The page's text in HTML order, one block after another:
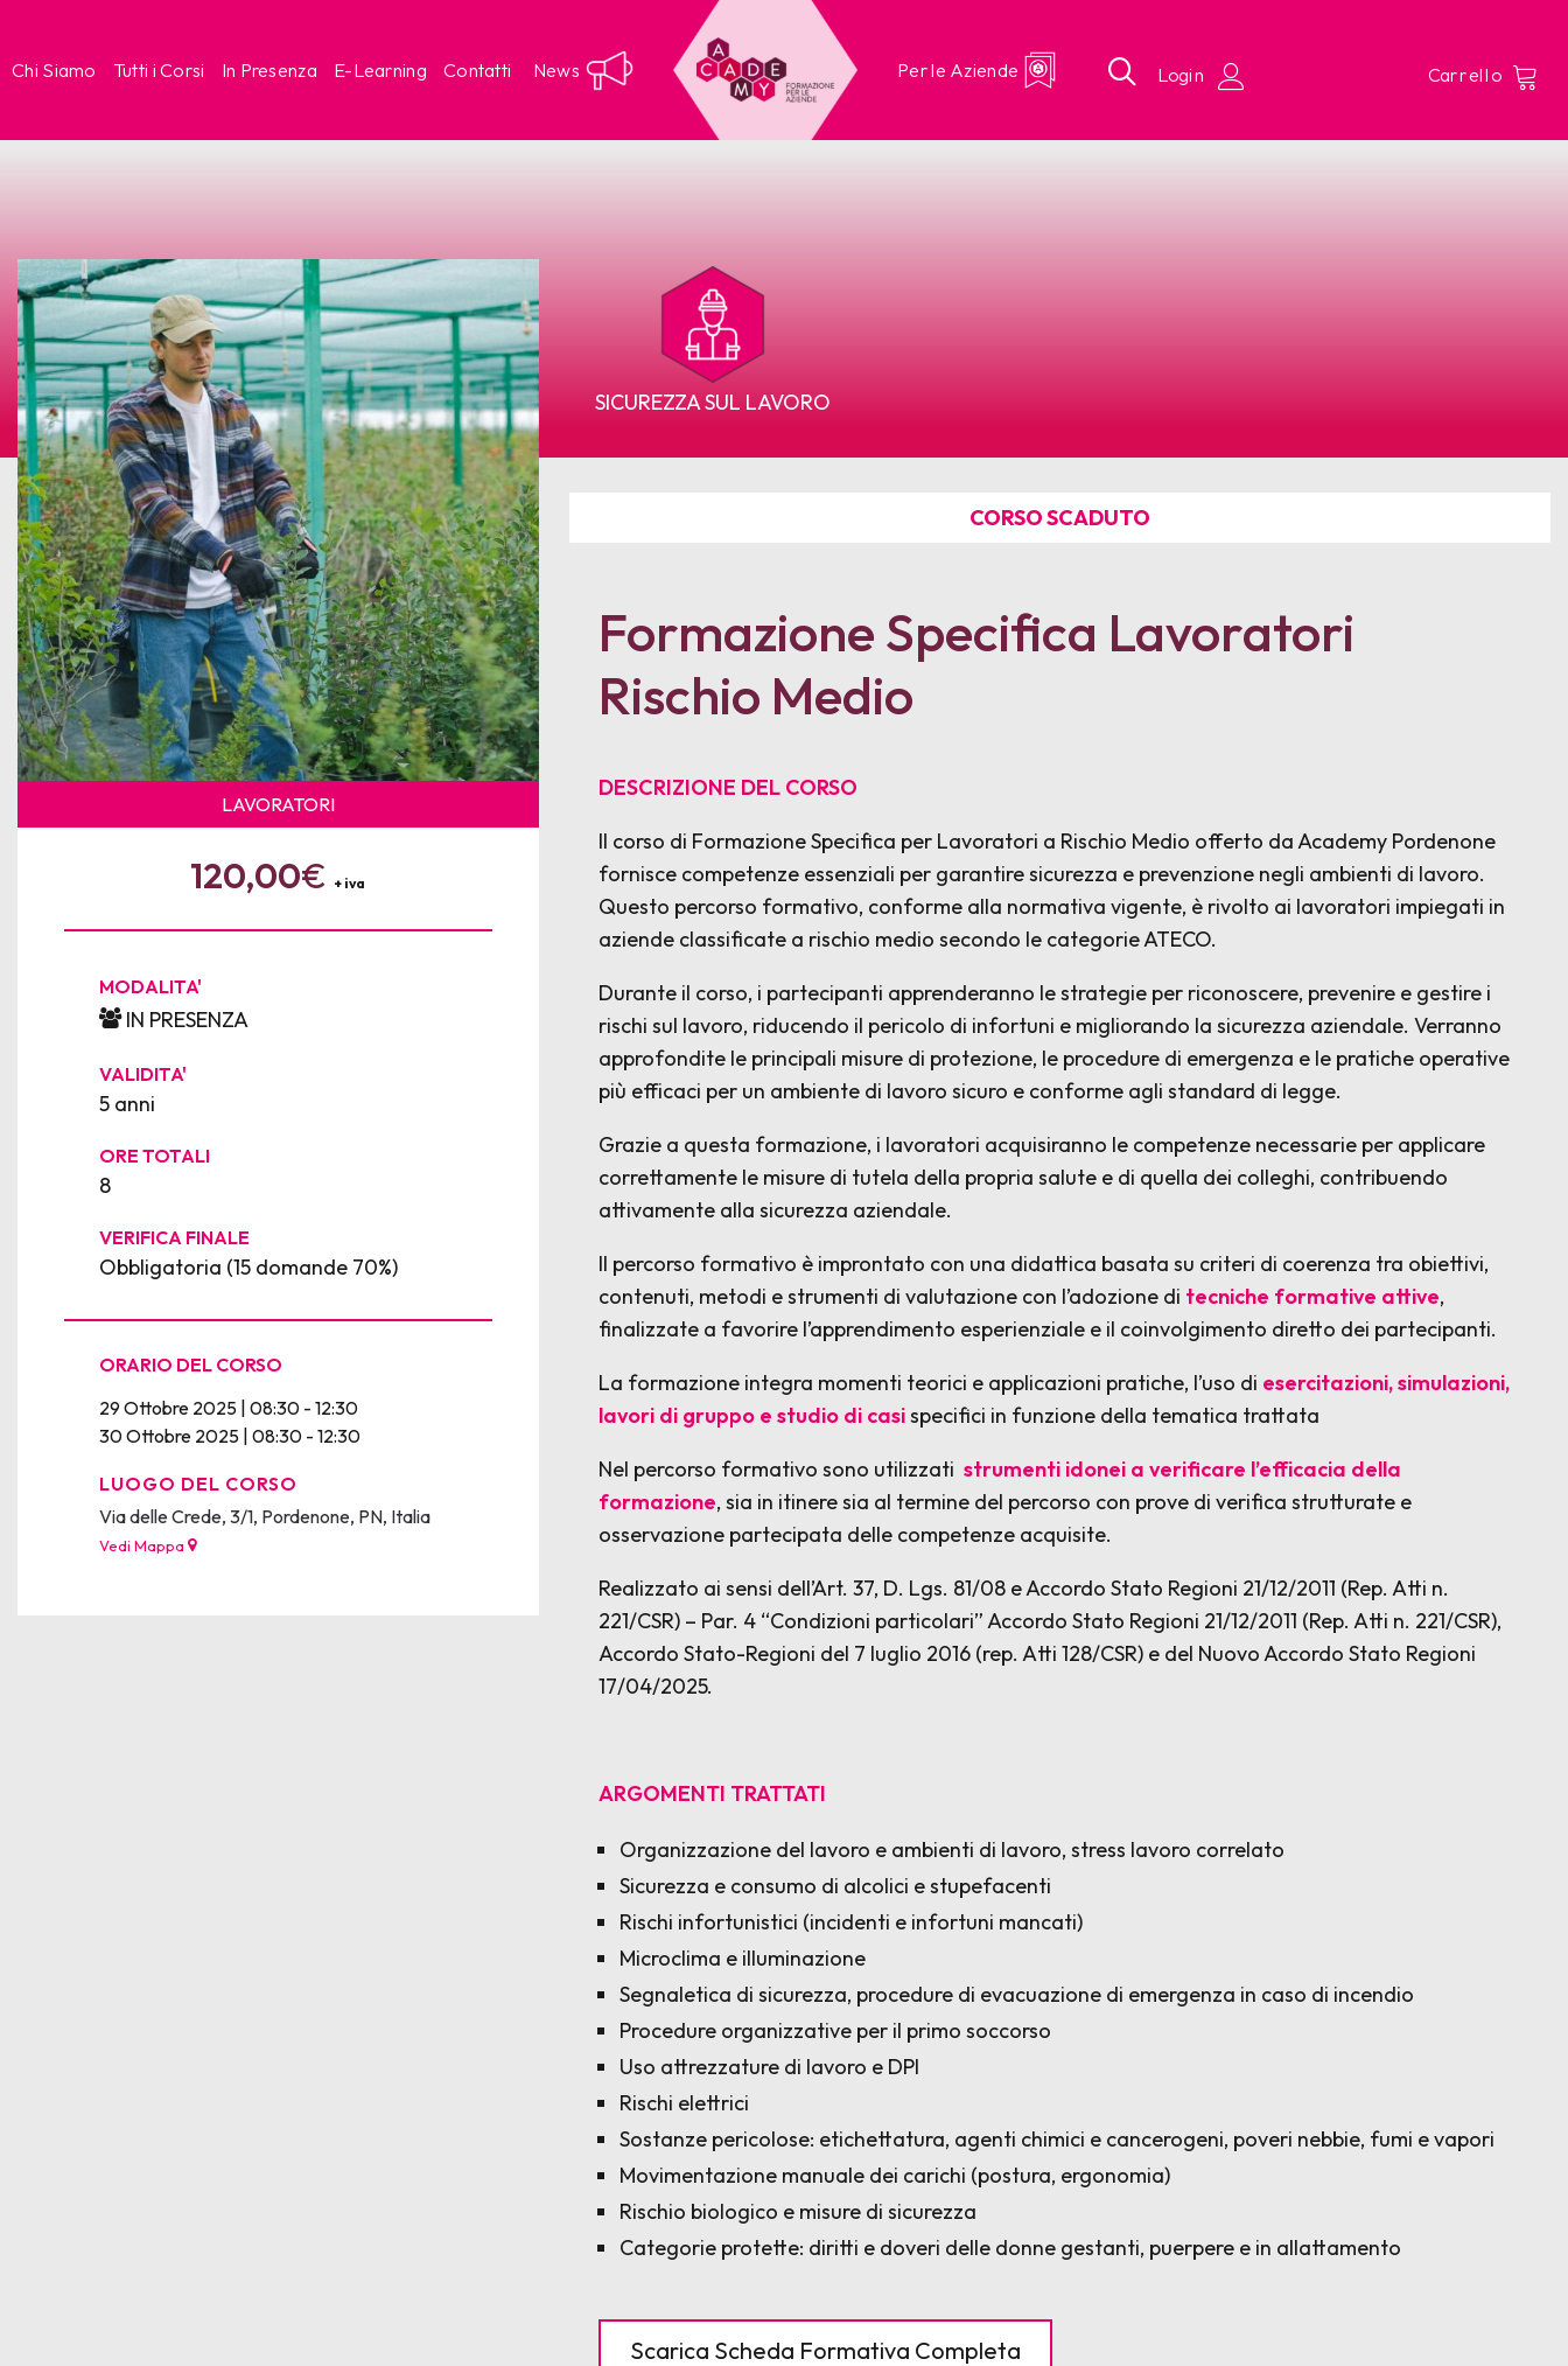
Chi Siamo Tutti i Corsi In Presenza E-Learning Contatti News Per le Aziende
SICUREZZA SUL LAVORO
CORSO SCADUTO
LAVORATORI
120,00€ + iva
MODALITA'
IN PRESENZA
VALIDITA'
5 anni
ORE TOTALI
8
VERIFICA FINALE
Obbligatoria (15 domande 70%)
ORARIO DEL CORSO
29 Ottobre 2025 | 08:30 - 12:30
30 Ottobre 2025 | 08:30 - 12:30
LUOGO DEL CORSO
Via delle Crede, 3/1, Pordenone, PN, Italia
Vedi Mappa
Formazione Specifica Lavoratori
Rischio Medio
DESCRIZIONE DEL CORSO
Il corso di Formazione Specifica per Lavoratori a Rischio Medio offerto da Academy Pordenone
fornisce competenze essenziali per garantire sicurezza e prevenzione negli ambienti di lavoro.
Questo percorso formativo, conforme alla normativa vigente, è rivolto ai lavoratori impiegati in
aziende classificate a rischio medio secondo le categorie ATECO.
Durante il corso, i partecipanti apprenderanno le strategie per riconoscere, prevenire e gestire i
rischi sul lavoro, riducendo il pericolo di infortuni e migliorando la sicurezza aziendale. Verranno
approfondite le principali misure di protezione, le procedure di emergenza e le pratiche operative
più efficaci per un ambiente di lavoro sicuro e conforme agli standard di legge.
Grazie a questa formazione, i lavoratori acquisiranno le competenze necessarie per applicare
correttamente le misure di tutela della propria salute e di quella dei colleghi, contribuendo
attivamente alla sicurezza aziendale.
Il percorso formativo è improntato con una didattica basata su criteri di coerenza tra obiettivi,
contenuti, metodi e strumenti di valutazione con l’adozione di tecniche formative attive,
finalizzate a favorire l’apprendimento esperienziale e il coinvolgimento diretto dei partecipanti.
La formazione integra momenti teorici e applicazioni pratiche, l’uso di esercitazioni, simulazioni,
lavori di gruppo e studio di casispecifici in funzione della tematica trattata
Nel percorso formativo sono utilizzatistrumenti idonei a verificare l’efficacia della
formazione, sia in itinere sia al termine del percorso con prove di verifica strutturate e
osservazione partecipata delle competenze acquisite.
Realizzato ai sensi dell’Art. 37, D. Lgs. 81/08 e Accordo Stato Regioni 21/12/2011 (Rep. Atti n.
221/CSR) – Par. 4 “Condizioni particolari” Accordo Stato Regioni 21/12/2011 (Rep. Atti n. 221/CSR),
Accordo Stato-Regioni del 7 luglio 2016 (rep. Atti 128/CSR) e del Nuovo Accordo Stato Regioni
17/04/2025.
ARGOMENTI TRATTATI
Organizzazione del lavoro e ambienti di lavoro, stress lavoro correlato
Sicurezza e consumo di alcolici e stupefacenti
Rischi infortunistici (incidenti e infortuni mancati)
Microclima e illuminazione
Segnaletica di sicurezza, procedure di evacuazione di emergenza in caso di incendio
Procedure organizzative per il primo soccorso
Uso attrezzature di lavoro e DPI
Rischi elettrici
Sostanze pericolose: etichettatura, agenti chimici e cancerogeni, poveri nebbie, fumi e vapori
Movimentazione manuale dei carichi (postura, ergonomia)
Rischio biologico e misure di sicurezza
Categorie protette: diritti e doveri delle donne gestanti, puerpere e in allattamento
Scarica Scheda Formativa Completa